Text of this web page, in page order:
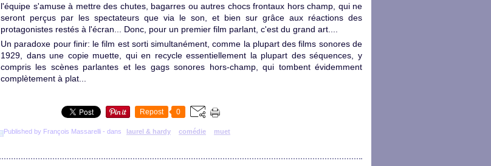
l'équipe s'amuse à mettre des chutes, bagarres ou autres chocs frontaux hors champ, qui ne
seront perçus par les spectateurs que via le son, et bien sur grâce aux réactions des
protagonistes restés à l'écran... Donc, pour un premier film parlant, c'est du grand art....
Un paradoxe pour finir: le film est sorti simultanément, comme la plupart des films sonores de
1929, dans une copie muette, qui en recycle essentiellement la plupart des séquences, y
compris les scènes parlantes et les gags sonores hors-champ, qui tombent évidemment
complètement à plat...
Repost 0
Published by François Massarelli - dans laurel & hardy comédie muet